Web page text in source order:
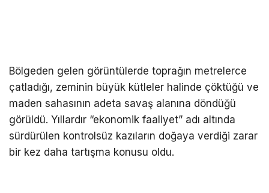
Bölgeden gelen görüntülerde toprağın metrelerce
çatladığı, zeminin büyük kütleler halinde çöktüğü ve
maden sahasının adeta savaş alanına döndüğü
görüldü. Yıllardır “ekonomik faaliyet” adı altında
sürdürülen kontrolsüz kazıların doğaya verdiği zarar
bir kez daha tartışma konusu oldu.